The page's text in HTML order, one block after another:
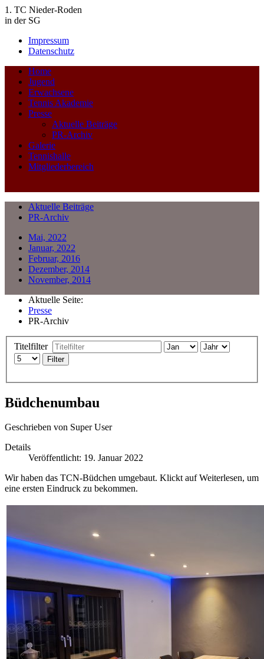
1. TC Nieder-Roden
in der SG
Impressum
Datenschutz
Home
Jugend
Erwachsene
Tennis Akademie
Presse
Aktuelle Beiträge
PR-Archiv
Galerie
Tennishalle
Mitgliederbereich
Aktuelle Beiträge
PR-Archiv
Mai, 2022
Januar, 2022
Februar, 2016
Dezember, 2014
November, 2014
Aktuelle Seite:
Presse
PR-Archiv
Titelfilter
Filter
Büdchenumbau
Geschrieben von Super User
Details
Veröffentlicht: 19. Januar 2022
Wir haben das TCN-Büdchen umgebaut. Klickt auf Weiterlesen, um
eine ersten Eindruck zu bekommen.